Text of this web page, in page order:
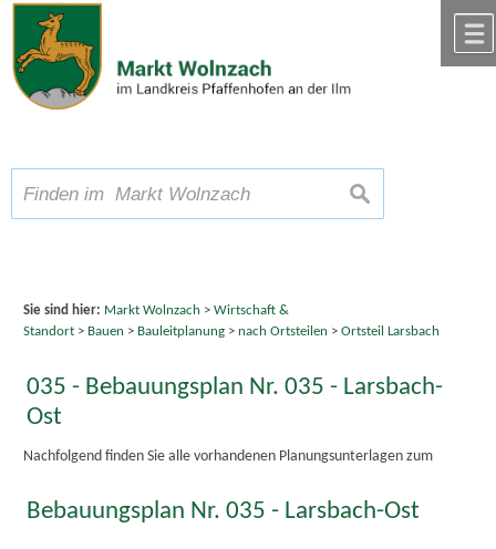
Zum Inhalt,zur Navigation
Schriftgröße A A A suchen
Sie sind hier: Markt Wolnzach > Wirtschaft &
Standort> Bauen > Bauleitplanung> nach Ortsteilen > Ortsteil Larsbach
035 - Bebauungsplan Nr. 035 - Larsbach-
Ost
Nachfolgend finden Sie alle vorhandenen Planungsunterlagen zum
Bebauungsplan Nr. 035 - Larsbach-Ost